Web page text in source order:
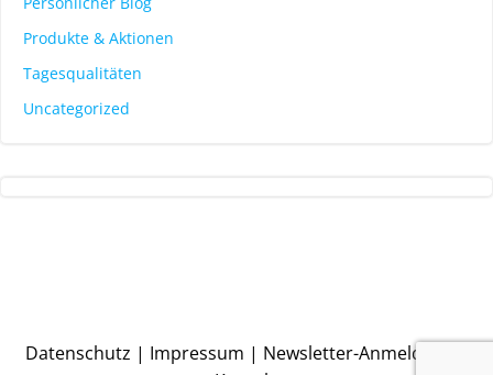
Produkte & Aktionen
Tagesqualitäten
Uncategorized
Datenschutz | Impressum | Newsletter-Anmeldung